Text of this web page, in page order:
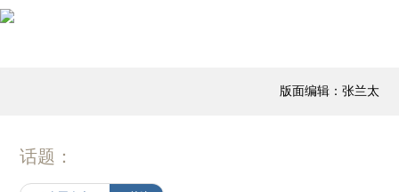
版面编辑：张兰太
话题：